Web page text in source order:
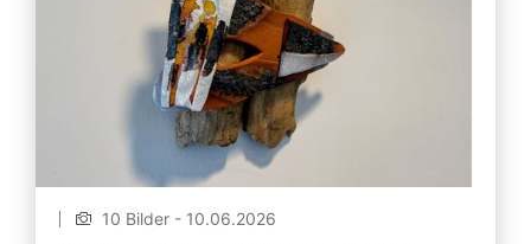
10 Bilder - 10.06.2026